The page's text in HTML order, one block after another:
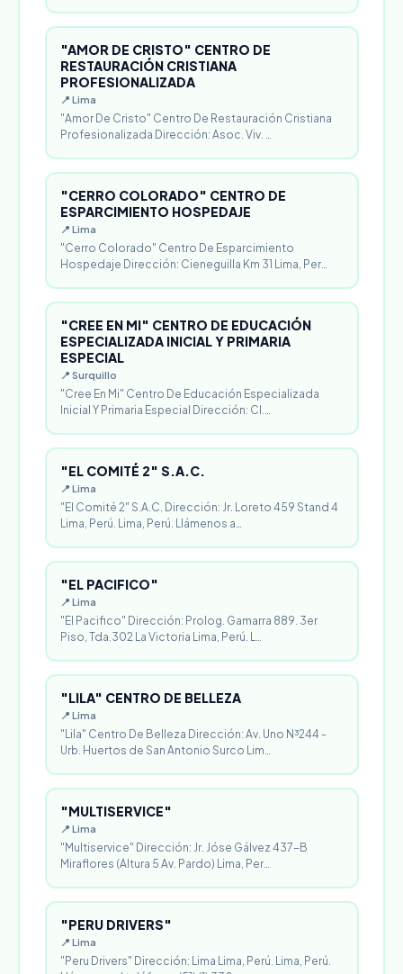
"AMOR DE CRISTO" CENTRO DE
RESTAURACIÓN CRISTIANA
PROFESIONALIZADA
📍 Lima
"Amor De Cristo" Centro De Restauración Cristiana
Profesionalizada Dirección: Asoc. Viv. …
"CERRO COLORADO" CENTRO DE
ESPARCIMIENTO HOSPEDAJE
📍 Lima
"Cerro Colorado" Centro De Esparcimiento
Hospedaje Dirección: Cieneguilla Km 31 Lima, Per…
"CREE EN MI" CENTRO DE EDUCACIÓN
ESPECIALIZADA INICIAL Y PRIMARIA
ESPECIAL
📍 Surquillo
"Cree En Mi" Centro De Educación Especializada
Inicial Y Primaria Especial Dirección: Cl.…
"EL COMITÉ 2" S.A.C.
📍 Lima
"El Comité 2" S.A.C. Dirección: Jr. Loreto 459 Stand 4
Lima, Perú. Lima, Perú. Llámenos a…
"EL PACIFICO"
📍 Lima
"El Pacifico" Dirección: Prolog. Gamarra 889. 3er
Piso, Tda.302 La Victoria Lima, Perú. L…
"LILA" CENTRO DE BELLEZA
📍 Lima
"Lila" Centro De Belleza Dirección: Av. Uno N³244 -
Urb. Huertos de San Antonio Surco Lim…
"MULTISERVICE"
📍 Lima
"Multiservice" Dirección: Jr. Jóse Gálvez 437-B
Miraflores (Altura 5 Av. Pardo) Lima, Per…
"PERU DRIVERS"
📍 Lima
"Peru Drivers" Dirección: Lima Lima, Perú. Lima, Perú.